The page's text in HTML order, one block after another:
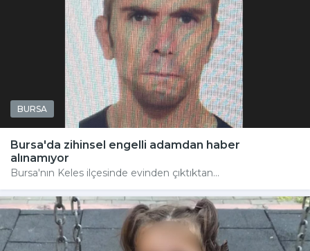
BURSA
Bursa'da zihinsel engelli adamdan haber
alınamıyor
Bursa'nın Keles ilçesinde evinden çıktıktan...